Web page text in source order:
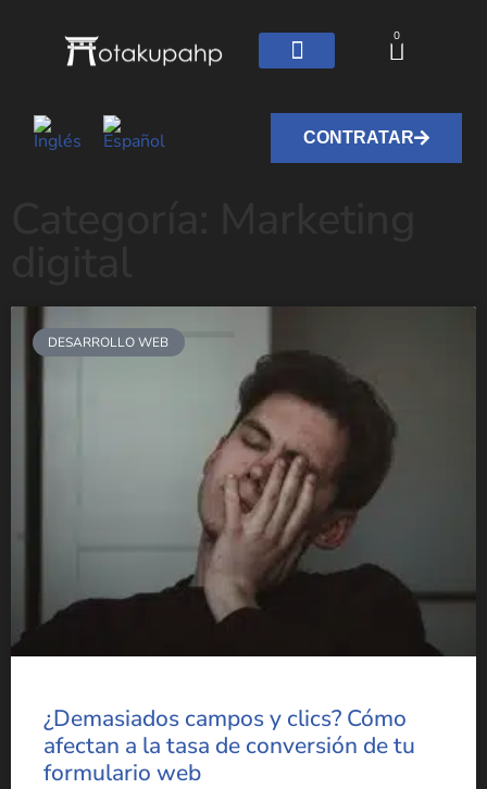
CONTRATAR
0
DESARROLLO WEB
¿Demasiados campos y clics? Cómo
afectan a la tasa de conversión de tu
formulario web